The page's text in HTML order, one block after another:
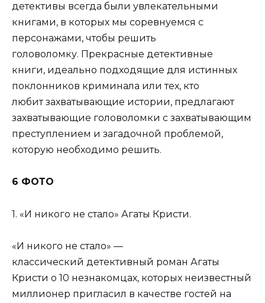
детективы всегда были увлекательными
книгами, в которых мы соревнуемся с
персонажами, чтобы решить
головоломку. Прекрасные детективные
книги, идеально подходящие для истинных
поклонников криминала или тех, кто
любит захватывающие истории, предлагают
захватывающие головоломки с захватывающим
преступлением и загадочной проблемой,
которую необходимо решить.
6 ФОТО
1. «И никого не стало» Агаты Кристи.
«И никого не стало» —
классический детективный роман Агаты
Кристи о 10 незнакомцах, которых неизвестный
миллионер пригласил в качестве гостей на